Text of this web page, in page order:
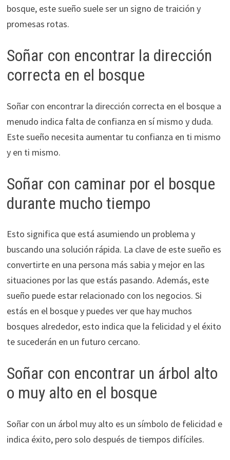
bosque, este sueño suele ser un signo de traición y
promesas rotas.
Soñar con encontrar la dirección
correcta en el bosque
Soñar con encontrar la dirección correcta en el bosque a
menudo indica falta de confianza en sí mismo y duda.
Este sueño necesita aumentar tu confianza en ti mismo
y en ti mismo.
Soñar con caminar por el bosque
durante mucho tiempo
Esto significa que está asumiendo un problema y
buscando una solución rápida. La clave de este sueño es
convertirte en una persona más sabia y mejor en las
situaciones por las que estás pasando. Además, este
sueño puede estar relacionado con los negocios. Si
estás en el bosque y puedes ver que hay muchos
bosques alrededor, esto indica que la felicidad y el éxito
te sucederán en un futuro cercano.
Soñar con encontrar un árbol alto
o muy alto en el bosque
Soñar con un árbol muy alto es un símbolo de felicidad e
indica éxito, pero solo después de tiempos difíciles.